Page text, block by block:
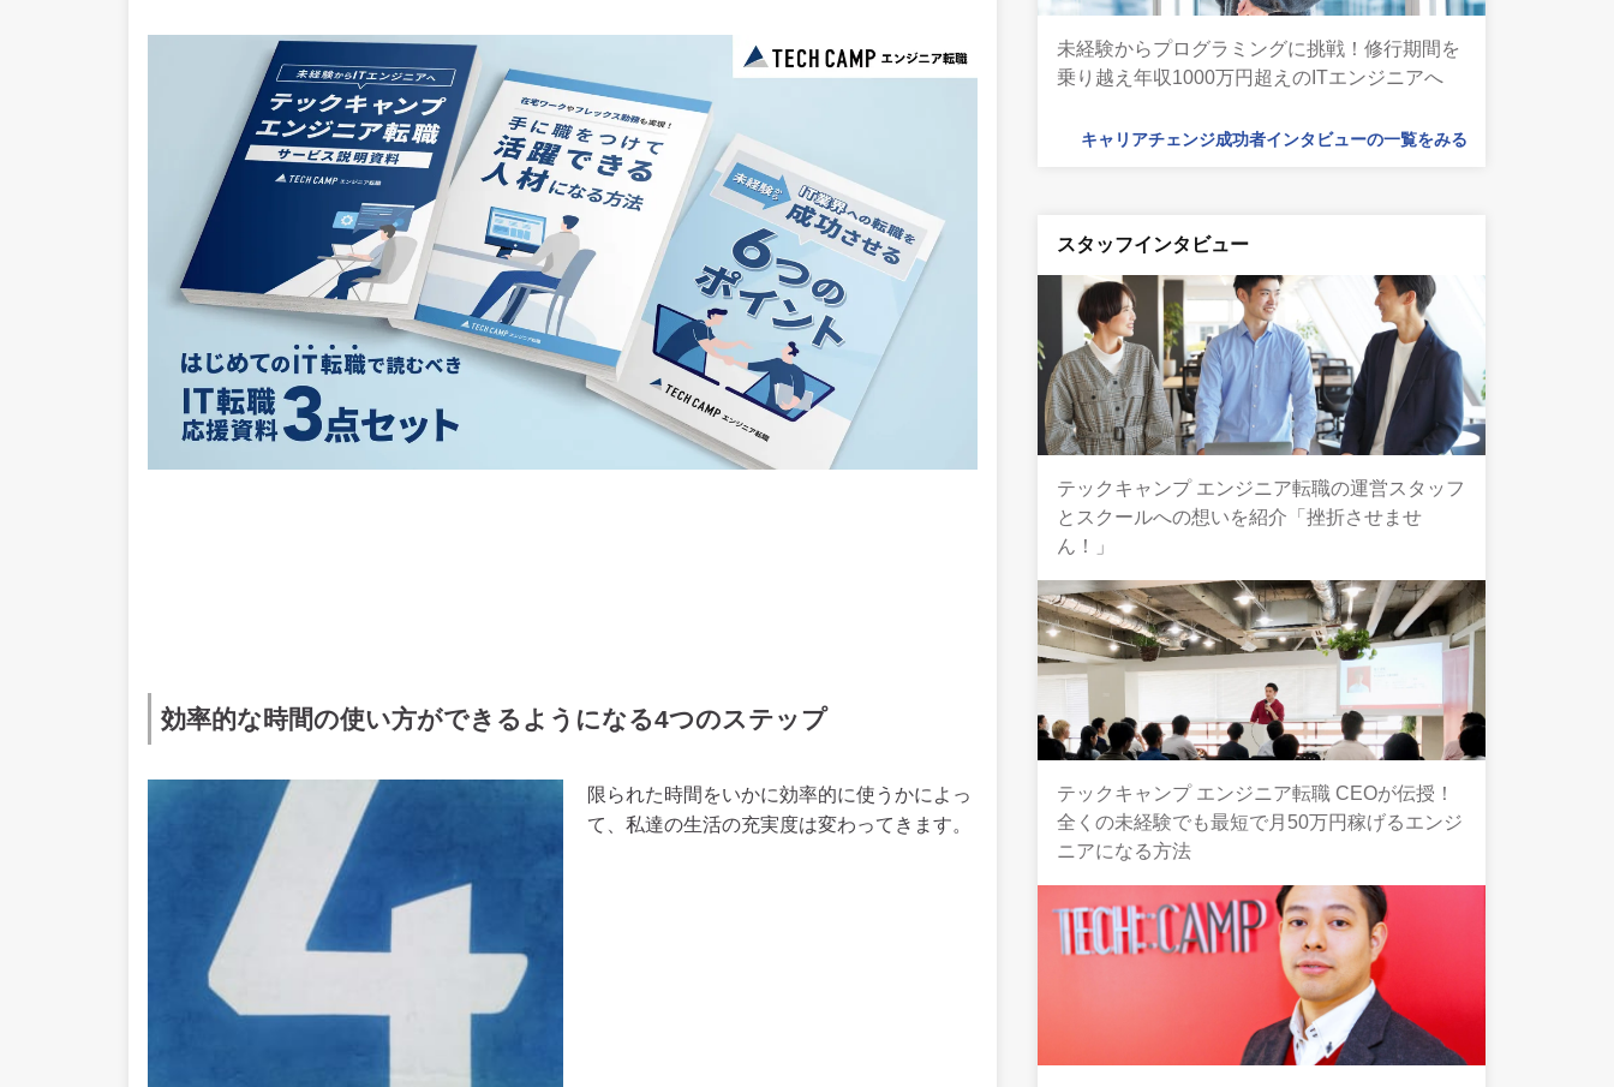
効率的な時間の使い方ができるようになる4つのステップ
限られた時間をいかに効率的に使うかによっ
て、私達の生活の充実度は変わってきます。
未経験からプログラミングに挑戦！修行期間を
乗り越え年収1000万円超えのITエンジニアへ
キャリアチェンジ成功者インタビューの一覧をみる
スタッフインタビュー
テックキャンプ エンジニア転職の運営スタッフ
とスクールへの想いを紹介「挫折させませ
ん！」
テックキャンプ エンジニア転職 CEOが伝授！
全くの未経験でも最短で月50万円稼げるエンジ
ニアになる方法